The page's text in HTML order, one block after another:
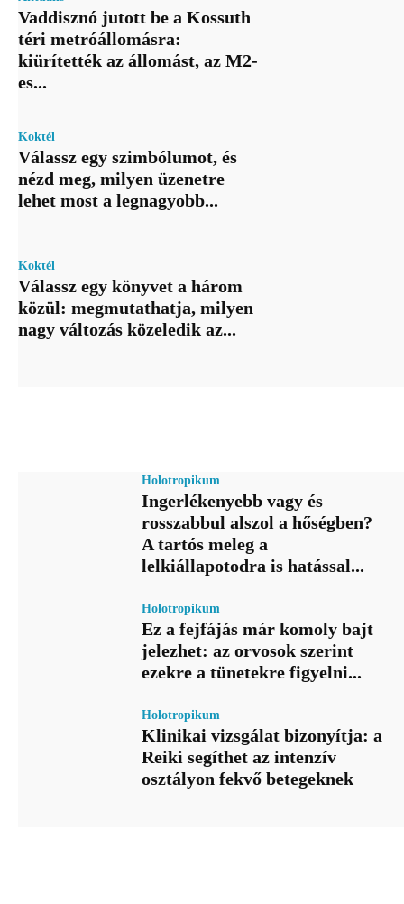
Vaddisznó jutott be a Kossuth
téri metróállomásra:
kiürítették az állomást, az M2-
es...
Koktél
Válassz egy szimbólumot, és
nézd meg, milyen üzenetre
lehet most a legnagyobb...
Koktél
Válassz egy könyvet a három
közül: megmutathatja, milyen
nagy változás közeledik az...
Holotropikum
Ingerlékenyebb vagy és
rosszabbul alszol a hőségben?
A tartós meleg a
lelkiállapotodra is hatással...
Holotropikum
Ez a fejfájás már komoly bajt
jelezhet: az orvosok szerint
ezekre a tünetekre figyelni...
Holotropikum
Klinikai vizsgálat bizonyítja: a
Reiki segíthet az intenzív
osztályon fekvő betegeknek